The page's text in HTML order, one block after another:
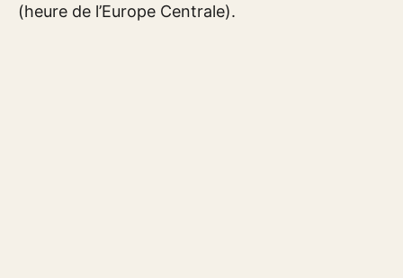
(heure de l’Europe Centrale).